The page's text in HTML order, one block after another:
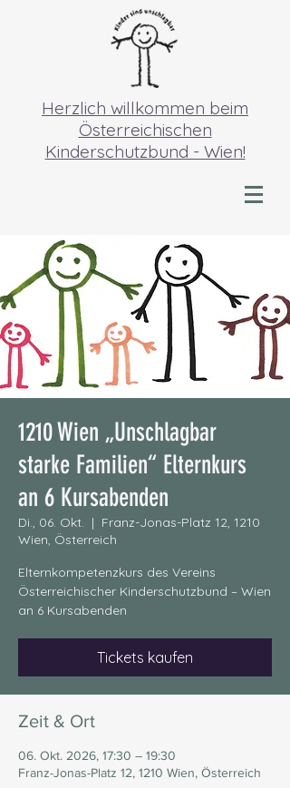
Herzlich willkommen beim
Österreichischen
Kinderschutzbund - Wien!
1210 Wien „Unschlagbar
starke Familien“ Elternkurs
an 6 Kursabenden
Di., 06. Okt.
  |
Franz-Jonas-Platz 12, 1210
Wien, Österreich
Elternkompetenzkurs des Vereins
Österreichischer Kinderschutzbund – Wien
an 6 Kursabenden
Tickets kaufen
Zeit & Ort
06. Okt. 2026, 17:30 – 19:30
Franz-Jonas-Platz 12, 1210 Wien, Österreich